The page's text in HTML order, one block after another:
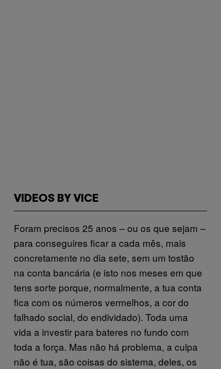
VIDEOS BY VICE
Foram precisos 25 anos – ou os que sejam –
para conseguires ficar a cada mês, mais
concretamente no dia sete, sem um tostão
na conta bancária (e isto nos meses em que
tens sorte porque, normalmente, a tua conta
fica com os números vermelhos, a cor do
falhado social, do endividado). Toda uma
vida a investir para bateres no fundo com
toda a força. Mas não há problema, a culpa
não é tua, são coisas do sistema, deles, os